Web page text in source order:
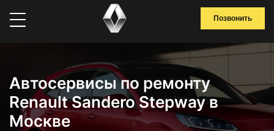
Позвонить
Автосервисы по ремонту
Renault Sandero Stepway в
Москве